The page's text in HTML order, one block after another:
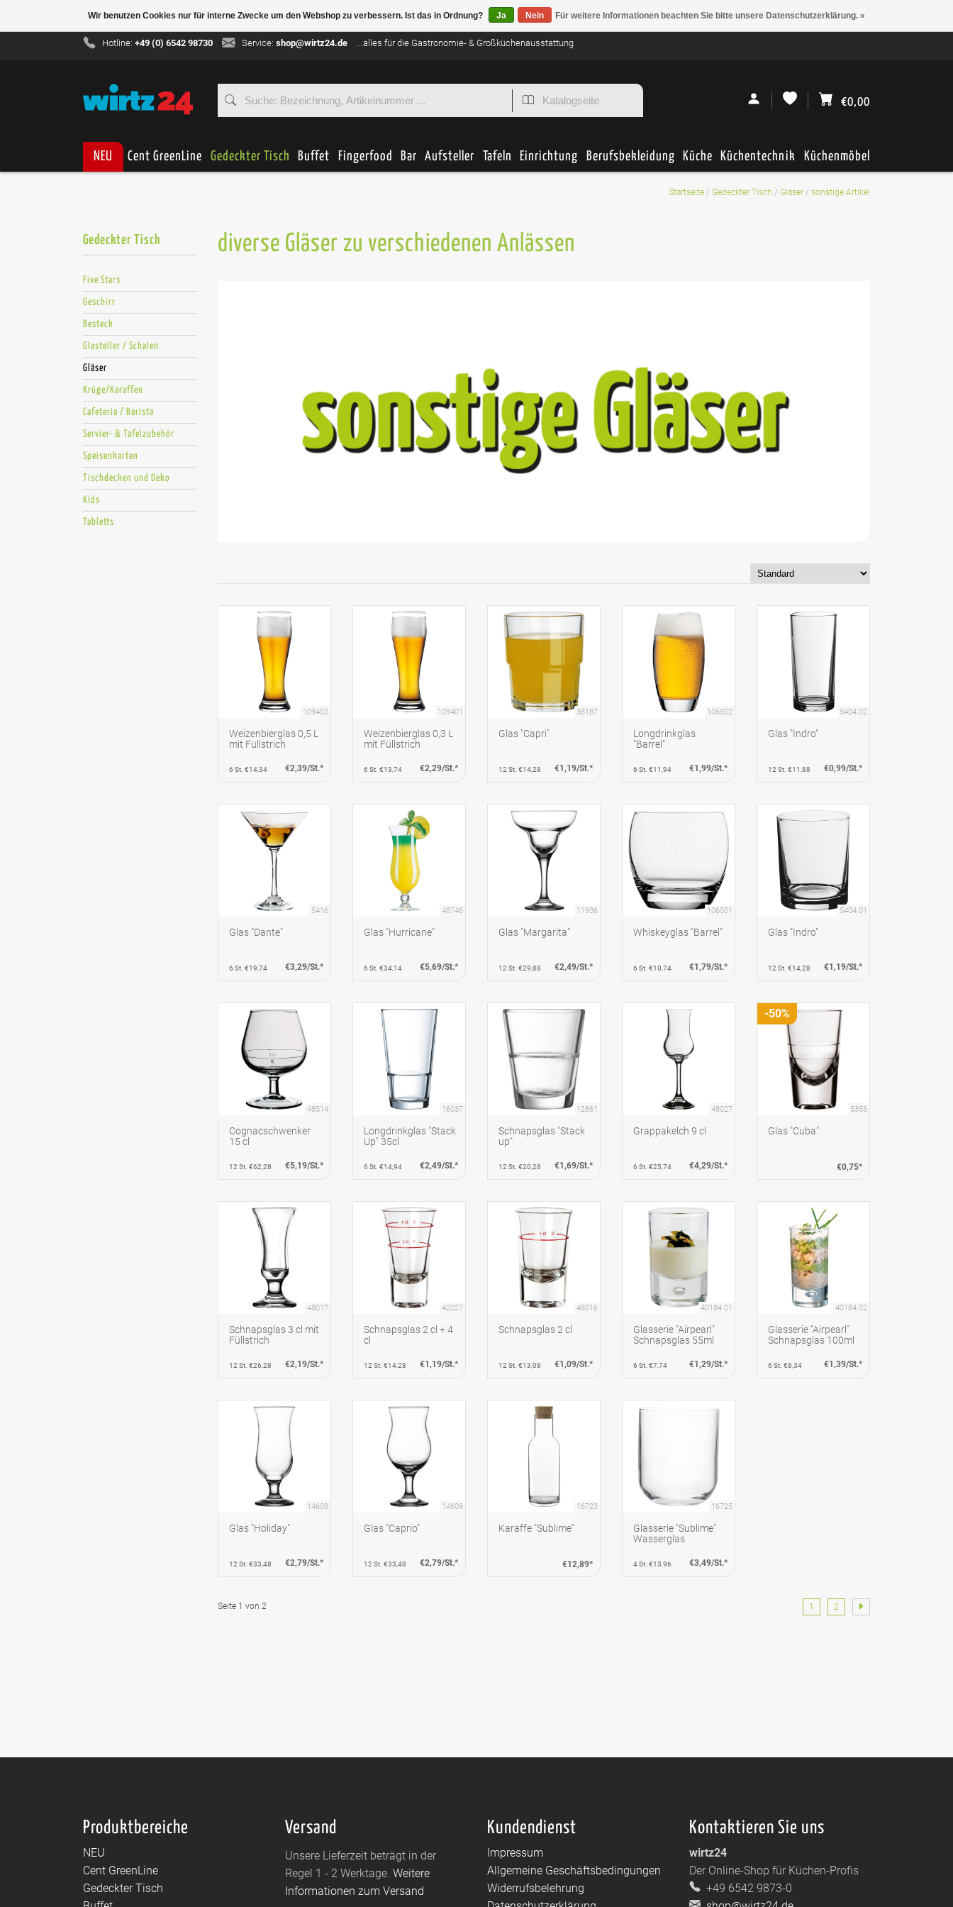
Hotline:+49 (0) 6542 98730 Service: shop@wirtz24.de ...alles für die Gastronomie- & Großküchenausstattung
€0,00
NEU Cent GreenLine Gedeckter Tisch Buffet Fingerfood Bar Aufsteller Tafeln Einrichtung Berufsbekleidung Küche Küchentechnik Küchenmöbel
Startseite / Gedeckter Tisch / Gläser / sonstige Artikel
Gedeckter Tisch
Five Stars
Geschirr
Besteck
Glasteller / Schalen
Gläser
Krüge/Karaffen
Cafeteria / Barista
Servier- & Tafelzubehör
Speisenkarten
Tischdecken und Deko
Kids
Tabletts
diverse Gläser zu verschiedenen Anlässen
109402
Weizenbierglas 0,5 L
mit Füllstrich
6 St. €14,34 €2,39/St.*
109401
Weizenbierglas 0,3 L
mit Füllstrich
6 St. €13,74 €2,29/St.*
38187
Glas "Capri"
12 St. €14,28 €1,19/St.*
106502
Longdrinkglas
"Barrel"
6 St. €11,94 €1,99/St.*
5404.02
Glas "Indro"
12 St. €11,88 €0,99/St.*
5416
Glas "Dante"
6 St. €19,74 €3,29/St.*
48746
Glas "Hurricane"
6 St. €34,14 €5,69/St.*
11936
Glas "Margarita"
12 St. €29,88 €2,49/St.*
106501
Whiskeyglas "Barrel"
6 St. €10,74 €1,79/St.*
5404.01
Glas "Indro"
12 St. €14,28 €1,19/St.*
48514
Cognacschwenker
15 cl
12 St. €62,28 €5,19/St.*
16037
Longdrinkglas "Stack
Up" 35cl
6 St. €14,94 €2,49/St.*
12861
Schnapsglas "Stack
up"
12 St. €20,28 €1,69/St.*
48027
Grappakelch 9 cl
6 St. €25,74 €4,29/St.*
5355
Glas "Cuba"
€0,75*
-50%
48017
Schnapsglas 3 cl mit
Füllstrich
12 St. €26,28 €2,19/St.*
42027
Schnapsglas 2 cl + 4
cl
12 St. €14,28 €1,19/St.*
48016
Schnapsglas 2 cl
12 St. €13,08 €1,09/St.*
40184.01
Glasserie "Airpearl"
Schnapsglas 55ml
6 St. €7,74 €1,29/St.*
40184.02
Glasserie "Airpearl"
Schnapsglas 100ml
6 St. €8,34 €1,39/St.*
14608
Glas "Holiday"
12 St. €33,48 €2,79/St.*
14609
Glas "Caprio"
12 St. €33,48 €2,79/St.*
16723
Karaffe "Sublime"
€12,89*
16725
Glasserie "Sublime"
Wasserglas
4 St. €13,96 €3,49/St.*
Seite 1 von 2 1 2
Produktbereiche
NEU
Cent GreenLine
Gedeckter Tisch
Versand
Unsere Lieferzeit beträgt in der
Regel 1 - 2 Werktage. Weitere
Informationen zum Versand
Kundendienst
Impressum
Allgemeine Geschäftsbedingungen
Widerrufsbelehrung
Kontaktieren Sie uns
wirtz24
Der Online-Shop für Küchen-Profis
+49 6542 9873-0
Wir benutzen Cookies nur für interne Zwecke um den Webshop zu verbessern. Ist das in Ordnung? Ja Nein Für weitere Informationen beachten Sie bitte unsere Datenschutzerklärung. »